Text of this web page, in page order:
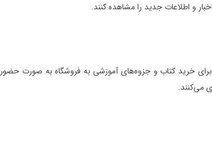
و اطلاعات جدید را مشاهده کنند.
خرید کتاب و جزوه‌های آموزشی به فروشگاه‌ به صورت
می‌کنند.